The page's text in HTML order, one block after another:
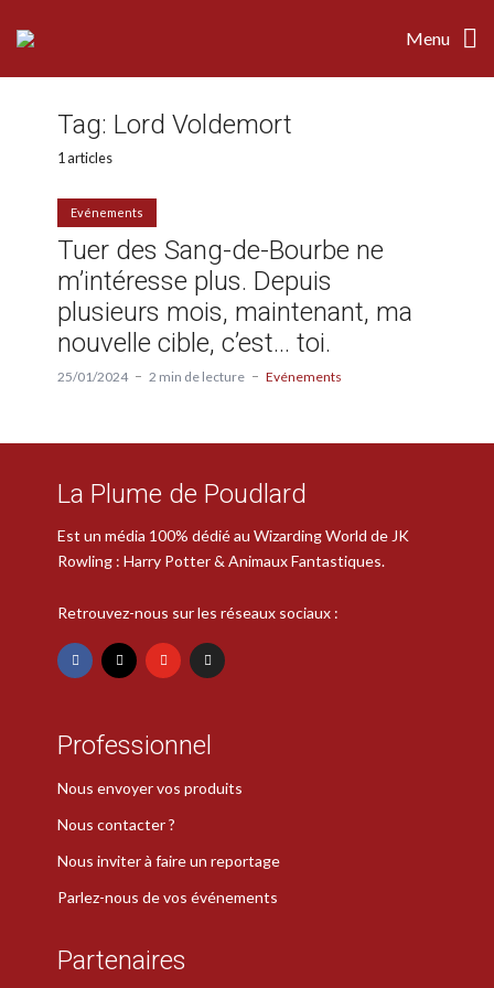
Menu
Tag: Lord Voldemort
1 articles
Evénements
Tuer des Sang-de-Bourbe ne
m’intéresse plus. Depuis
plusieurs mois, maintenant, ma
nouvelle cible, c’est… toi.
25/01/2024 2 min de lecture Evénements
La Plume de Poudlard
Est un média 100% dédié au Wizarding World de JK
Rowling : Harry Potter & Animaux Fantastiques.
Retrouvez-nous sur les réseaux sociaux :
Professionnel
Nous envoyer vos produits
Nous contacter ?
Nous inviter à faire un reportage
Parlez-nous de vos événements
Partenaires